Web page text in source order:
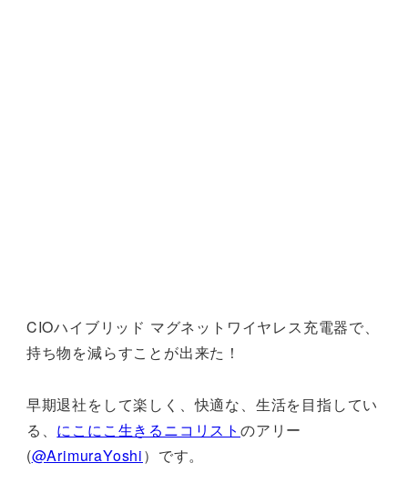
CIOハイブリッド マグネットワイヤレス充電器で、
持ち物を減らすことが出来た！
早期退社をして楽しく、快適な、生活を目指してい
る、 にこにこ生きるニコリストのアリー
(@ArimuraYoshi）です。